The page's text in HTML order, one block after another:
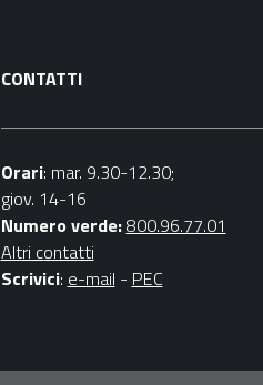
CONTATTI
Orari: mar. 9.30-12.30;
giov. 14-16
Numero verde:800.96.77.01
Altri contatti
Scrivici: e-mail - PEC